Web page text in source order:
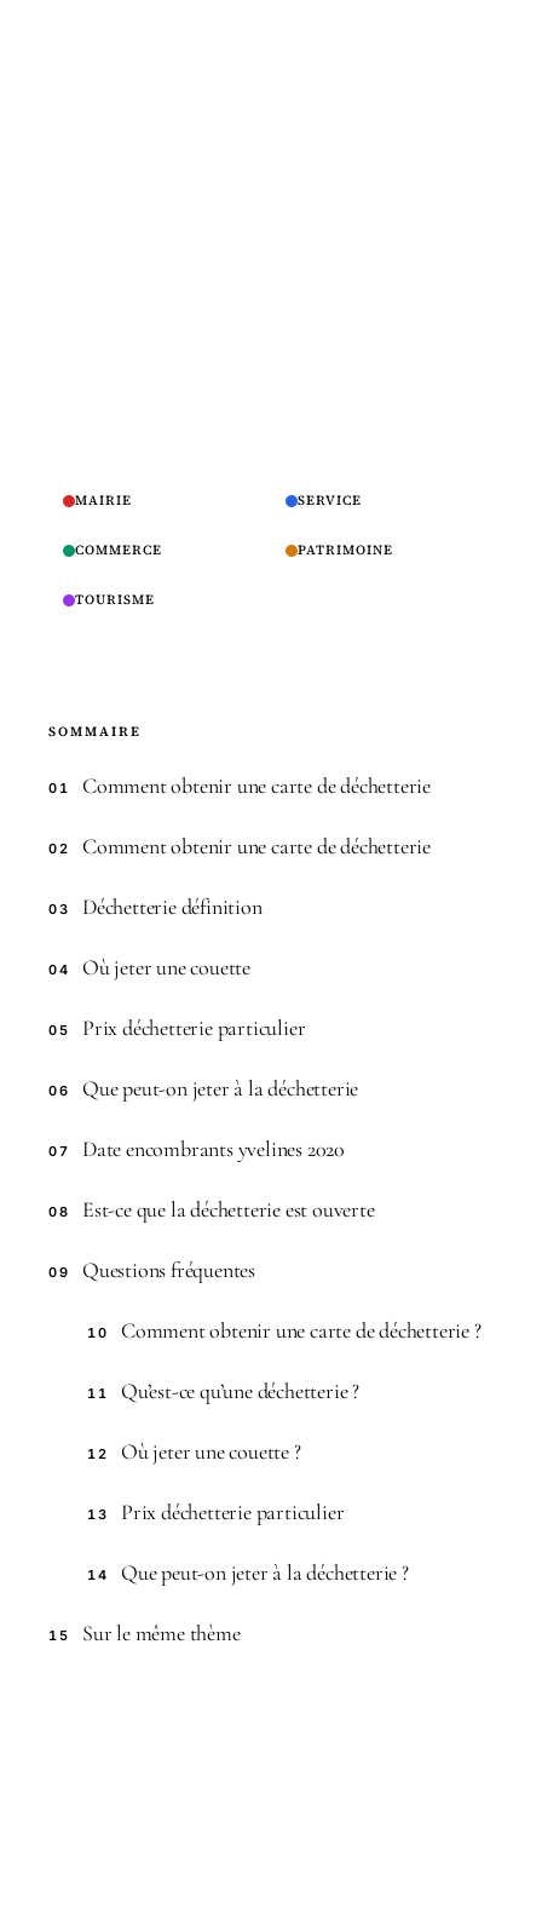
MAIRIE SERVICE
COMMERCE PATRIMOINE
TOURISME
SOMMAIRE
01 Comment obtenir une carte de déchetterie
02 Comment obtenir une carte de déchetterie
03 Déchetterie définition
04 Où jeter une couette
05 Prix déchetterie particulier
06 Que peut-on jeter à la déchetterie
07 Date encombrants yvelines 2020
08 Est-ce que la déchetterie est ouverte
09 Questions fréquentes
10 Comment obtenir une carte de déchetterie ?
11 Qu’est-ce qu’une déchetterie ?
12 Où jeter une couette ?
13 Prix déchetterie particulier
14 Que peut-on jeter à la déchetterie ?
15 Sur le même thème